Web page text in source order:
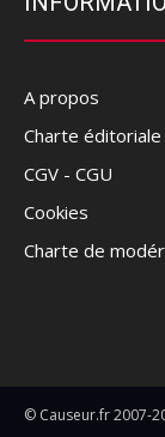
A propos
Charte éditoriale
CGV - CGU
Cookies
Charte de
© Causeur.fr 2007-